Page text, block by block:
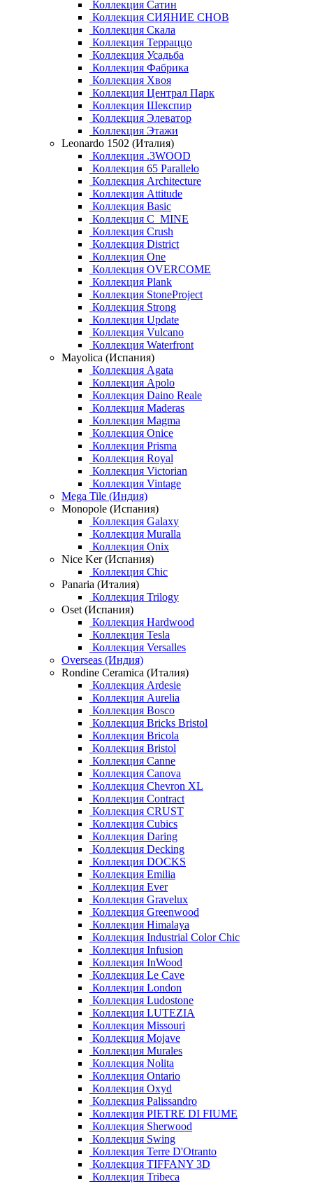
Коллекция Сатин
Коллекция СИЯНИЕ СНОВ
Коллекция Скала
Коллекция Терраццо
Коллекция Усадьба
Коллекция Фабрика
Коллекция Хвоя
Коллекция Централ Парк
Коллекция Шекспир
Коллекция Элеватор
Коллекция Этажи
Leonardo 1502 (Италия)
Коллекция .3WOOD
Коллекция 65 Parallelo
Коллекция Architecture
Коллекция Attitude
Коллекция Basic
Коллекция C_MINE
Коллекция Crush
Коллекция District
Коллекция One
Коллекция OVERCOME
Коллекция Plank
Коллекция StoneProject
Коллекция Strong
Коллекция Update
Коллекция Vulcano
Коллекция Waterfront
Mayolica (Испания)
Коллекция Agata
Коллекция Apolo
Коллекция Daino Reale
Коллекция Maderas
Коллекция Magma
Коллекция Onice
Коллекция Prisma
Коллекция Royal
Коллекция Victorian
Коллекция Vintage
Mega Tile (Индия)
Monopole (Испания)
Коллекция Galaxy
Коллекция Muralla
Коллекция Onix
Nice Ker (Испания)
Коллекция Chic
Panaria (Италия)
Коллекция Trilogy
Oset (Испания)
Коллекция Hardwood
Коллекция Tesla
Коллекция Versalles
Overseas (Индия)
Rondine Ceramica (Италия)
Коллекция Ardesie
Коллекция Aurelia
Коллекция Bosco
Коллекция Bricks Bristol
Коллекция Bricola
Коллекция Bristol
Коллекция Canne
Коллекция Canova
Коллекция Chevron XL
Коллекция Contract
Коллекция CRUST
Коллекция Cubics
Коллекция Daring
Коллекция Decking
Коллекция DOCKS
Коллекция Emilia
Коллекция Ever
Коллекция Gravelux
Коллекция Greenwood
Коллекция Himalaya
Коллекция Industrial Color Chic
Коллекция Infusion
Коллекция InWood
Коллекция Le Cave
Коллекция London
Коллекция Ludostone
Коллекция LUTEZIA
Коллекция Missouri
Коллекция Mojave
Коллекция Murales
Коллекция Nolita
Коллекция Ontario
Коллекция Oxyd
Коллекция Palissandro
Коллекция PIETRE DI FIUME
Коллекция Sherwood
Коллекция Swing
Коллекция Terre D'Otranto
Коллекция TIFFANY 3D
Коллекция Tribeca